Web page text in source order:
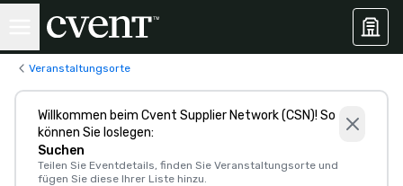
Veranstaltungsorte
Willkommen beim Cvent Supplier Network (CSN)! So
können Sie loslegen:
Suchen
Teilen Sie Eventdetails, finden Sie Veranstaltungsorte und
fügen Sie diese Ihrer Liste hinzu.